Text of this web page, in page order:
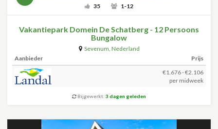
35 1-12
Vakantiepark Domein De Schatberg - 12 Persoons
Bungalow
Sevenum, Nederland
Aanbieder
Prijs
€1.676 - €2.106
per midweek
Bijgewerkt: 3 dagen geleden